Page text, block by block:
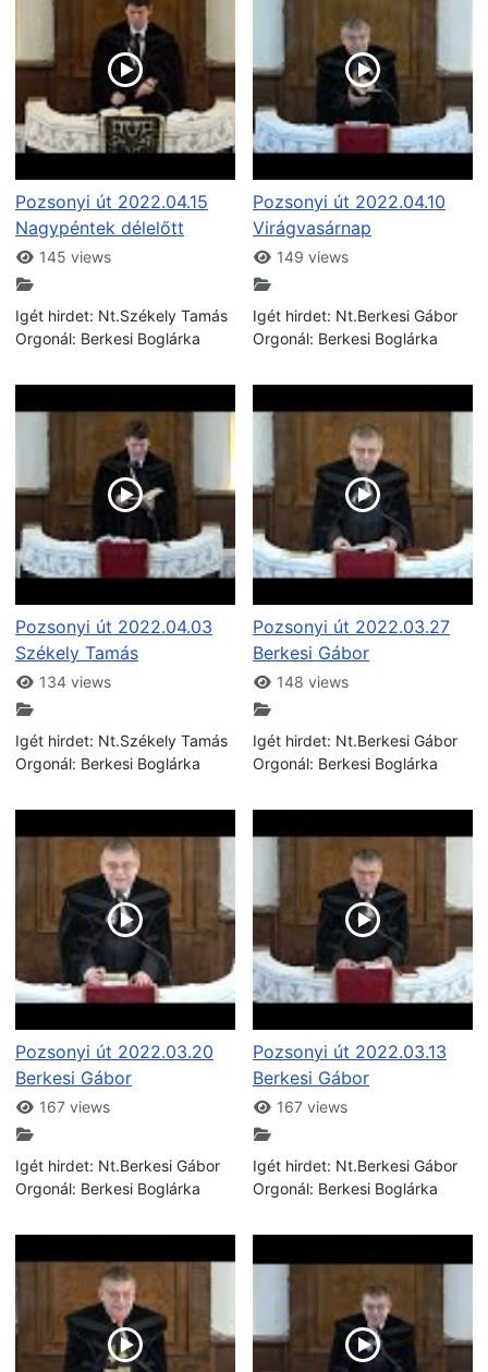
Pozsonyi út 2022.04.15
Nagypéntek délelőtt
145 views
Igét hirdet: Nt.Székely Tamás
Orgonál: Berkesi Boglárka
Pozsonyi út 2022.04.10
Virágvasárnap
149 views
Igét hirdet: Nt.Berkesi Gábor
Orgonál: Berkesi Boglárka
Pozsonyi út 2022.04.03
Székely Tamás
134 views
Igét hirdet: Nt.Székely Tamás
Orgonál: Berkesi Boglárka
Pozsonyi út 2022.03.27
Berkesi Gábor
148 views
Igét hirdet: Nt.Berkesi Gábor
Orgonál: Berkesi Boglárka
Pozsonyi út 2022.03.20
Berkesi Gábor
167 views
Igét hirdet: Nt.Berkesi Gábor
Orgonál: Berkesi Boglárka
Pozsonyi út 2022.03.13
Berkesi Gábor
167 views
Igét hirdet: Nt.Berkesi Gábor
Orgonál: Berkesi Boglárka